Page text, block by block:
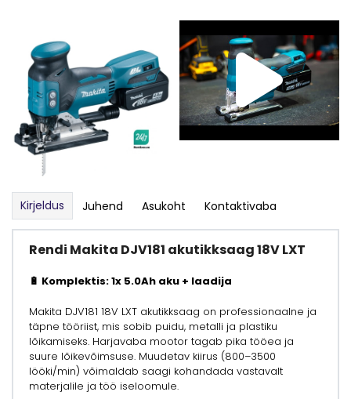
Kirjeldus Juhend Asukoht Kontaktivaba
Rendi Makita DJV181 akutikksaag 18V LXT
🔋 Komplektis: 1x 5.0Ah aku + laadija
Makita DJV181 18V LXT akutikksaag on professionaalne ja
täpne tööriist, mis sobib puidu, metalli ja plastiku
lõikamiseks. Harjavaba mootor tagab pika tööea ja
suure lõikevõimsuse. Muudetav kiirus (800–3500
lööki/min) võimaldab saagi kohandada vastavalt
materjalile ja töö iseloomule.